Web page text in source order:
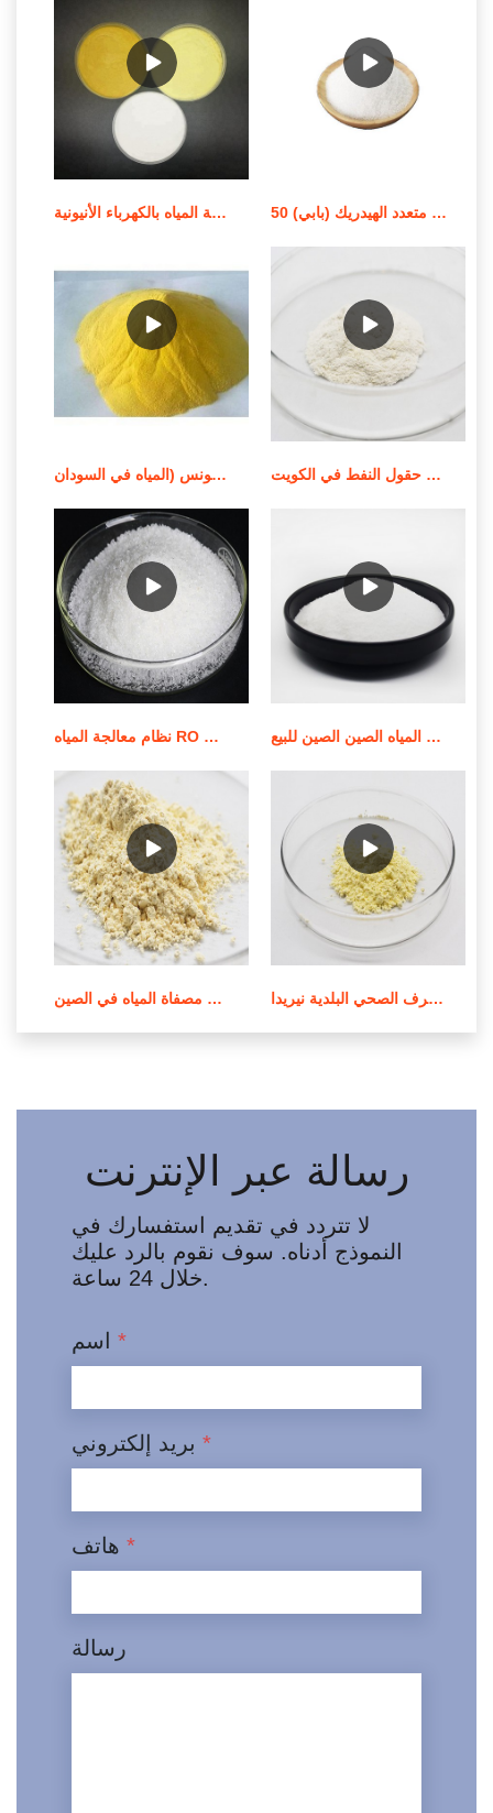
معالجة المياه بالكهرباء الأنيونية (RX FLOC 100) في التسويق الأيرلندي معالجة المياه استر كحول فوسفات متعدد الهيدريك (بابي) 50%
شركات وموردي معالجة المياه في تونس (المياه في السودان كيماويات معالجة المياه كيماويات حقول النفط في الكويت
نظام معالجة المياه RO بقدرة 500 لتر في الساعة/نظام عرض RO للبيع أفضل المبيعات الكيميائية لمعالجة المياه الصين الصين للبيع
معالجة المياه وتنقيتها في مصفاة المياه في الصين محطة معالجة مياه الصرف الصحي البلدية نيريدا epe في الأردن
رسالة عبر الإنترنت
لا تتردد في تقديم استفسارك في
النموذج أدناه. سوف نقوم بالرد عليك
خلال 24 ساعة.
*
*
*
رسالة